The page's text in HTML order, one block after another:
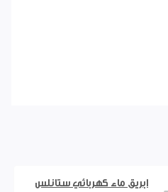
ابريق ماء كهربائي ستانلس